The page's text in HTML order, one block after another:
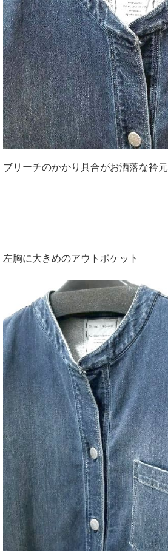
ブリーチのかかり具合がお洒落な衿元
左胸に大きめのアウトポケット